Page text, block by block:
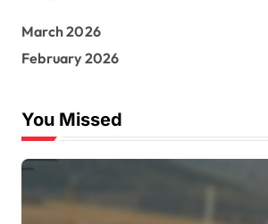
March 2026
February 2026
You Missed